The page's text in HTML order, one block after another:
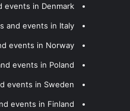
events in Denmark
and events in Italy
events in Norway
events in Poland
events in Sweden
events in Finland